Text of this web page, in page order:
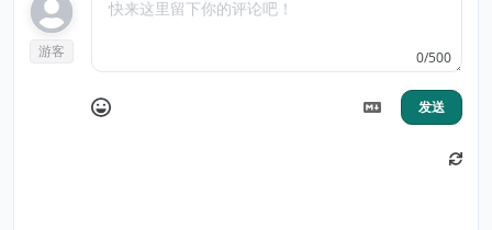
游客 0/500
发送